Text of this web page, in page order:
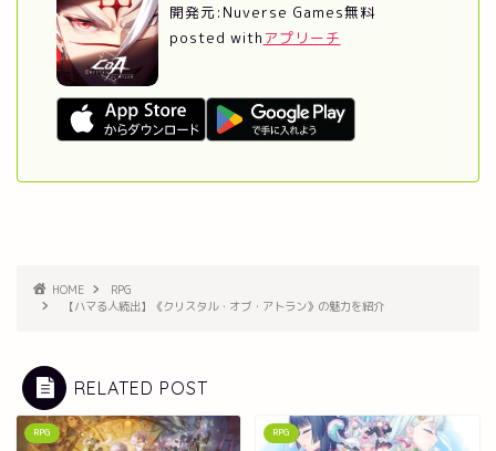
開発元: Nuverse Games無料
posted with アプリーチ
HOME
RPG
【ハマる人続出】《クリスタル・オブ・アトラン》の魅力を紹介
RELATED POST
RPG RPG